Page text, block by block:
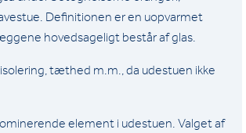
Definitionen er en uopvarmet
hovedsageligt består af glas.
isolering, tæthed m.m., da udestuen ikke
element i udestuen. Valget af